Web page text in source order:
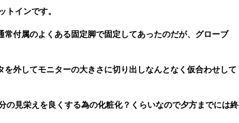
トインです。
常付属のよくある固定脚で固定してあったのだが、グローブ
を外してモニターの大きさに切り出しなんとなく仮合わせして
の見栄えを良くする為の化粧化？くらいなので夕方までには終